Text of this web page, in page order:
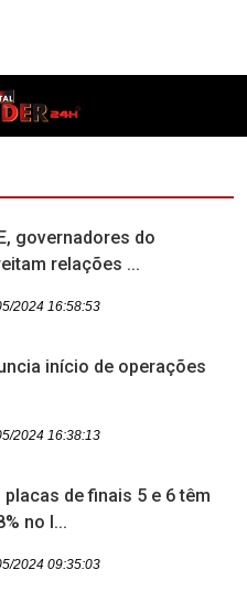
governadores do
relações ...
2024 16:58:53
início de operações
2024 16:38:13
de finais 5 e 6 têm
no I...
2024 09:35:03